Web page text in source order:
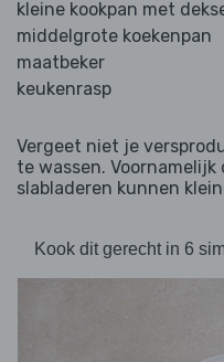
kleine kookpan met
middelgrote koekenpan
maatbeker
keukenrasp
Vergeet niet je
te wassen.
slabladeren kunnen
Kook dit gerecht in 6